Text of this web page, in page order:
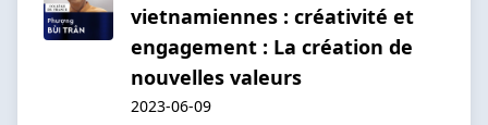
vietnamiennes : créativité et
engagement : La création de
nouvelles valeurs
2023-06-09